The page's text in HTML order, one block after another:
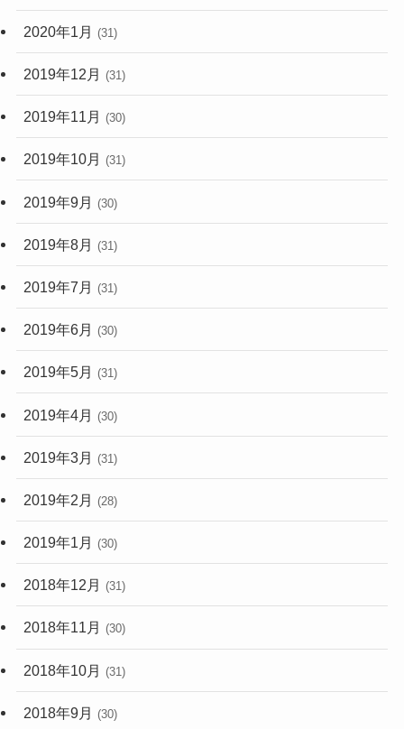
2020年1月 (31)
2019年12月 (31)
2019年11月 (30)
2019年10月 (31)
2019年9月 (30)
2019年8月 (31)
2019年7月 (31)
2019年6月 (30)
2019年5月 (31)
2019年4月 (30)
2019年3月 (31)
2019年2月 (28)
2019年1月 (30)
2018年12月 (31)
2018年11月 (30)
2018年10月 (31)
2018年9月 (30)